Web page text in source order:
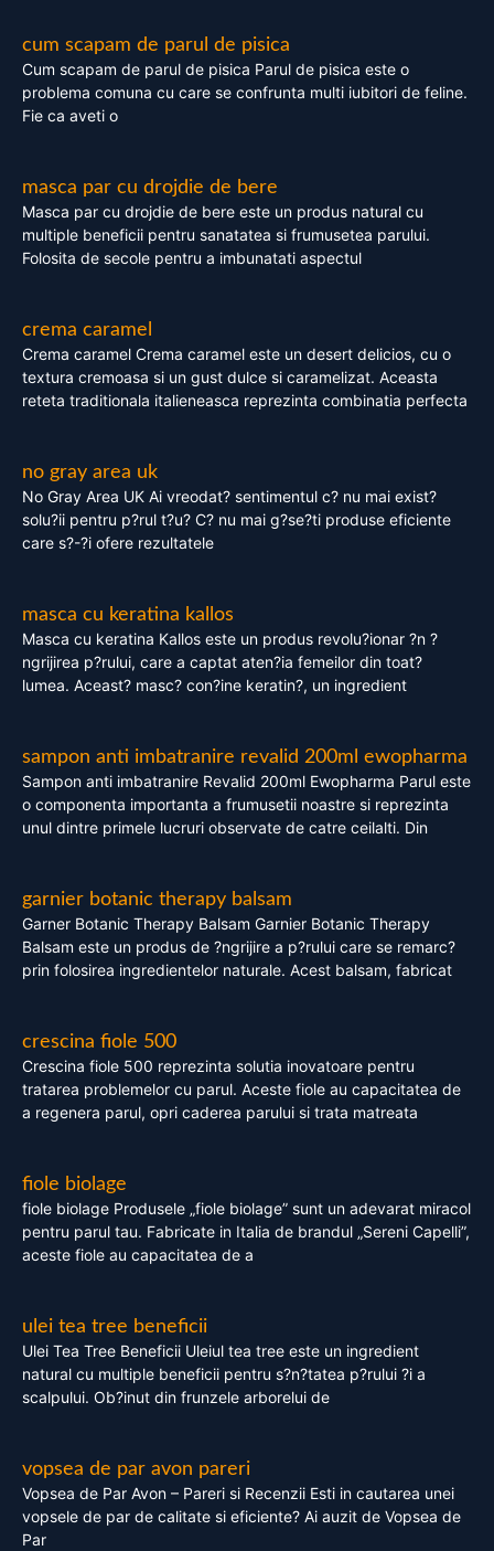
cum scapam de parul de pisica
Cum scapam de parul de pisica Parul de pisica este o
problema comuna cu care se confrunta multi iubitori de feline.
Fie ca aveti o
masca par cu drojdie de bere
Masca par cu drojdie de bere este un produs natural cu
multiple beneficii pentru sanatatea si frumusetea parului.
Folosita de secole pentru a imbunatati aspectul
crema caramel
Crema caramel Crema caramel este un desert delicios, cu o
textura cremoasa si un gust dulce si caramelizat. Aceasta
reteta traditionala italieneasca reprezinta combinatia perfecta
no gray area uk
No Gray Area UK Ai vreodat? sentimentul c? nu mai exist?
solu?ii pentru p?rul t?u? C? nu mai g?se?ti produse eficiente
care s?-?i ofere rezultatele
masca cu keratina kallos
Masca cu keratina Kallos este un produs revolu?ionar ?n ?
ngrijirea p?rului, care a captat aten?ia femeilor din toat?
lumea. Aceast? masc? con?ine keratin?, un ingredient
sampon anti imbatranire revalid 200ml ewopharma
Sampon anti imbatranire Revalid 200ml Ewopharma Parul este
o componenta importanta a frumusetii noastre si reprezinta
unul dintre primele lucruri observate de catre ceilalti. Din
garnier botanic therapy balsam
Garner Botanic Therapy Balsam Garnier Botanic Therapy
Balsam este un produs de ?ngrijire a p?rului care se remarc?
prin folosirea ingredientelor naturale. Acest balsam, fabricat
crescina fiole 500
Crescina fiole 500 reprezinta solutia inovatoare pentru
tratarea problemelor cu parul. Aceste fiole au capacitatea de
a regenera parul, opri caderea parului si trata matreata
fiole biolage
fiole biolage Produsele „fiole biolage” sunt un adevarat miracol
pentru parul tau. Fabricate in Italia de brandul „Sereni Capelli”,
aceste fiole au capacitatea de a
ulei tea tree beneficii
Ulei Tea Tree Beneficii Uleiul tea tree este un ingredient
natural cu multiple beneficii pentru s?n?tatea p?rului ?i a
scalpului. Ob?inut din frunzele arborelui de
vopsea de par avon pareri
Vopsea de Par Avon – Pareri si Recenzii Esti in cautarea unei
vopsele de par de calitate si eficiente? Ai auzit de Vopsea de
Par